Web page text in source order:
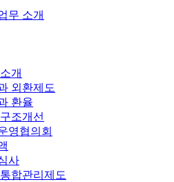
무 소개
개
외환제도
환율
조개선
영협의회
사
합관리제도